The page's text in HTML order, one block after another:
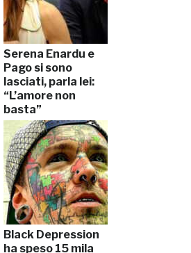
Serena Enardu e
Pago si sono
lasciati, parla lei:
“L’amore non
basta”
Black Depression
ha speso 15 mila